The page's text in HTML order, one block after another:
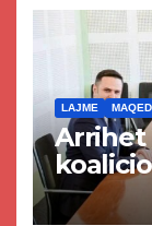
LAJME
Arrihet
Kurtit